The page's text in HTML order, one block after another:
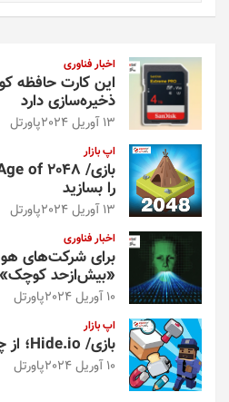
اخبار فناوری
ذخیره‌سازی دارد
13 آوریل 2024 پاورتل
اپ بازار
را بسازید
13 آوریل 2024 پاورتل
اخبار فناوری
برای شرکت‌های
«بیش‌از‌حد
10 آوریل 2024 پاورتل
اپ بازار
بازی/ Hide.io؛ از چشم بقیه پنهان شوید
10 آوریل 2024 پاورتل